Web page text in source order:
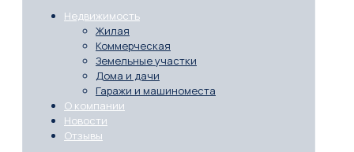
Недвижимость
Жилая
Коммерческая
Земельные участки
Дома и дачи
Гаражи и машиноместа
О компании
Новости
Отзывы